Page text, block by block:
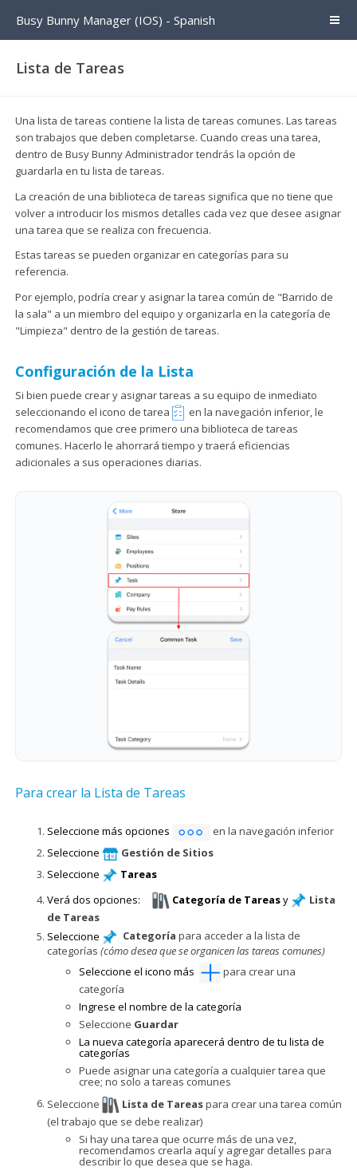
Busy Bunny Manager (IOS) - Spanish
Lista de Tareas
Una lista de tareas contiene la lista de tareas comunes. Las tareas
son trabajos que deben completarse. Cuando creas una tarea,
dentro de Busy Bunny Administrador tendrás la opción de
guardarla en tu lista de tareas.
La creación de una biblioteca de tareas significa que no tiene que
volver a introducir los mismos detalles cada vez que desee asignar
una tarea que se realiza con frecuencia.
Estas tareas se pueden organizar en categorías para su
referencia.
Por ejemplo, podría crear y asignar la tarea común de "Barrido de
la sala" a un miembro del equipo y organizarla en la categoría de
"Limpieza" dentro de la gestión de tareas.
Configuración de la Lista
Si bien puede crear y asignar tareas a su equipo de inmediato
seleccionando el icono de tarea
en la navegación inferior, le
recomendamos que cree primero una biblioteca de tareas
comunes. Hacerlo le ahorrará tiempo y traerá eficiencias
adicionales a sus operaciones diarias.
Para crear la Lista de Tareas
Seleccione más opciones
en la navegación inferior
Seleccione
Gestión de Sitios
Seleccione
Tareas
Verá dos opciones:
Categoría de Tareasy
Lista
de Tareas
Seleccione
Categoríapara acceder a la lista de
categorías (cómo desea que se organicen las tareas comunes)
Seleccione el icono más
para crear una
categoría
Ingrese el nombre de la categoría
Seleccione Guardar
La nueva categoría aparecerá dentro de tu lista de
categorías
Puede asignar una categoría a cualquier tarea que
cree; no solo a tareas comunes
Seleccione
Lista de Tareaspara crear una tarea común
(el trabajo que se debe realizar)
Si hay una tarea que ocurre más de una vez,
recomendamos crearla aquí y agregar detalles para
describir lo que desea que se haga.